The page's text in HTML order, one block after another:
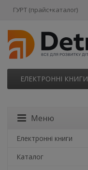
ГУРТ (прайс+каталог)
ЕЛЕКТРОННІ КНИГИ
Меню
Електронні книги
Каталог